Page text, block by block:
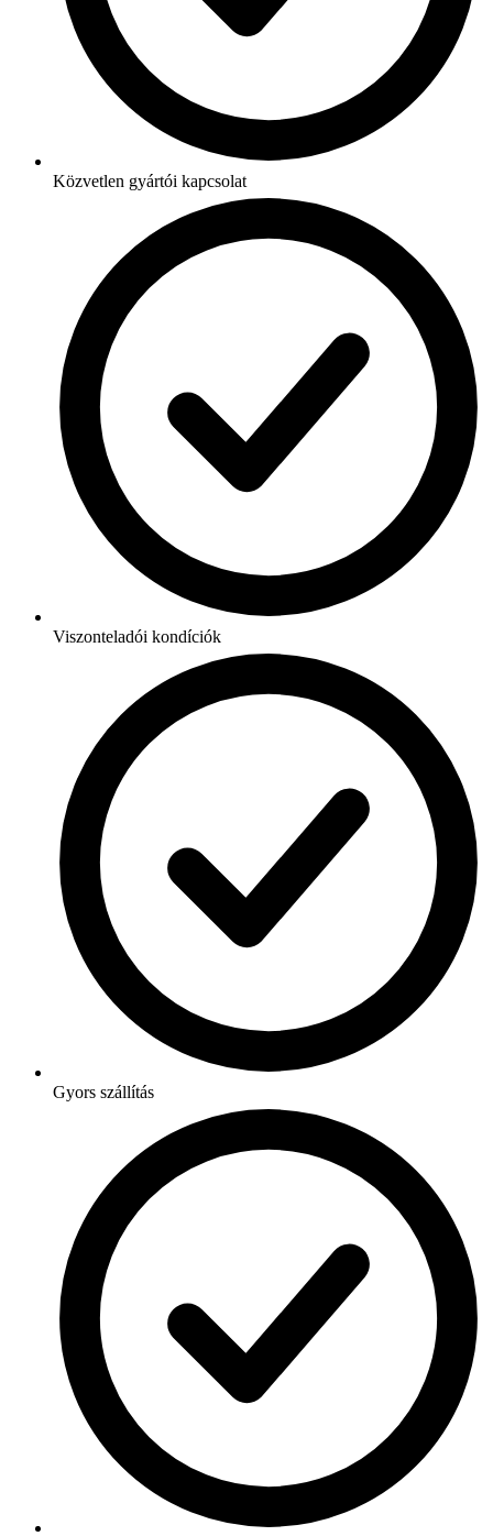
Közvetlen gyártói kapcsolat
Viszonteladói kondíciók
Gyors szállítás